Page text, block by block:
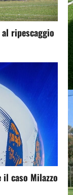
ripescaggio
il caso Milazzo